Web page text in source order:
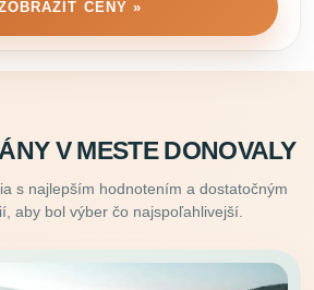
CENY »
V MESTE DONOVALY
s najlepším hodnotením a dostatočným
aby bol výber čo najspoľahlivejší.